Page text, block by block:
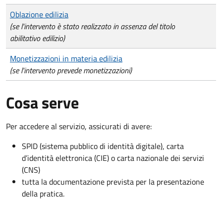
Oblazione edilizia
(se l'intervento è stato realizzato in assenza del titolo
abilitativo edilizio)
Monetizzazioni in materia edilizia
(se l'intervento prevede monetizzazioni)
Cosa serve
Per accedere al servizio, assicurati di avere:
SPID (sistema pubblico di identità digitale), carta
d’identità elettronica (CIE) o carta nazionale dei servizi
(CNS)
tutta la documentazione prevista per la presentazione
della pratica.